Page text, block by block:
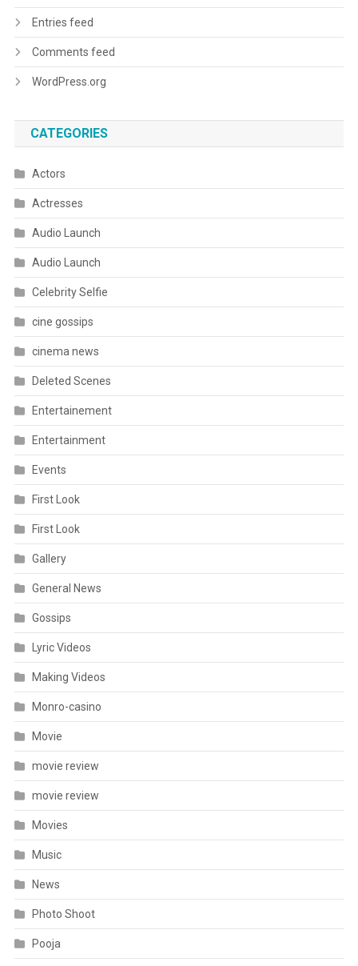
Entries feed
Comments feed
WordPress.org
CATEGORIES
Actors
Actresses
Audio Launch
Audio Launch
Celebrity Selfie
cine gossips
cinema news
Deleted Scenes
Entertainement
Entertainment
Events
First Look
First Look
Gallery
General News
Gossips
Lyric Videos
Making Videos
Monro-casino
Movie
movie review
movie review
Movies
Music
News
Photo Shoot
Pooja